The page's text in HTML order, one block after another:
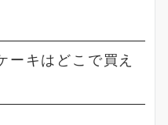
ーキはどこで買え